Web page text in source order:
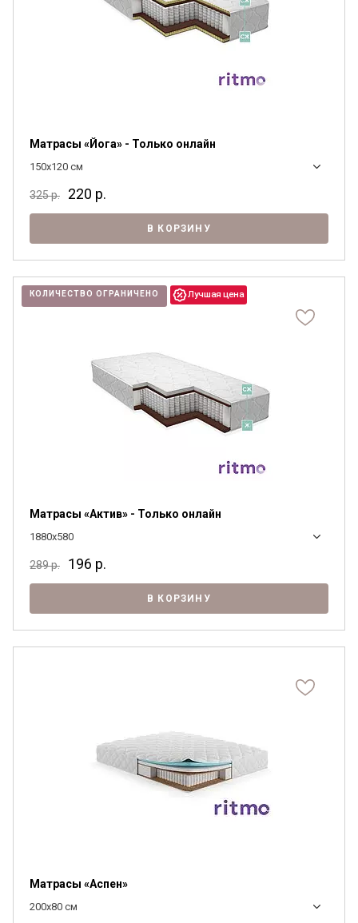
Матрасы «Йога» - Только онлайн
150x120 см
325р. 220 р.
В КОРЗИНУ
КОЛИЧЕСТВО ОГРАНИЧЕНО
Матрасы «Актив» - Только онлайн
1880x580
289р. 196 р.
В КОРЗИНУ
Матрасы «Аспен»
200x80 см